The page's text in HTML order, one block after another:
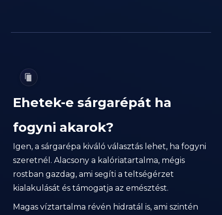
Ehetek-e sárgarépát ha
fogyni akarok?
Igen, a sárgarépa kiváló választás lehet, ha fogyni
szeretnél. Alacsony a kalóriatartalma, mégis
rostban gazdag, ami segíti a teltségérzet
kialakulását és támogatja az emésztést.
Magas víztartalma révén hidratál is, ami szintén